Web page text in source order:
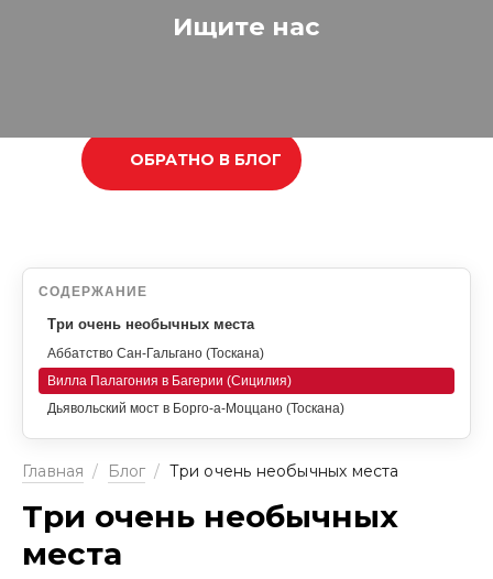
Ищите нас
ОБРАТНО В БЛОГ
СОДЕРЖАНИЕ
Три очень необычных места
Аббатство Сан-Гальгано (Тоскана)
Вилла Палагония в Багерии (Сицилия)
Дьявольский мост в Борго-а-Моццано (Тоскана)
Главная / Блог / Три очень необычных места
Три очень необычных
места